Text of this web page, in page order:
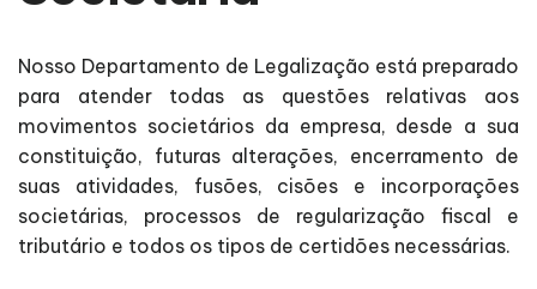
Nosso Departamento de Legalização está preparado
para atender todas as questões relativas aos
movimentos societários da empresa, desde a sua
constituição, futuras alterações, encerramento de
suas atividades, fusões, cisões e incorporações
societárias, processos de regularização fiscal e
tributário e todos os tipos de certidões necessárias.